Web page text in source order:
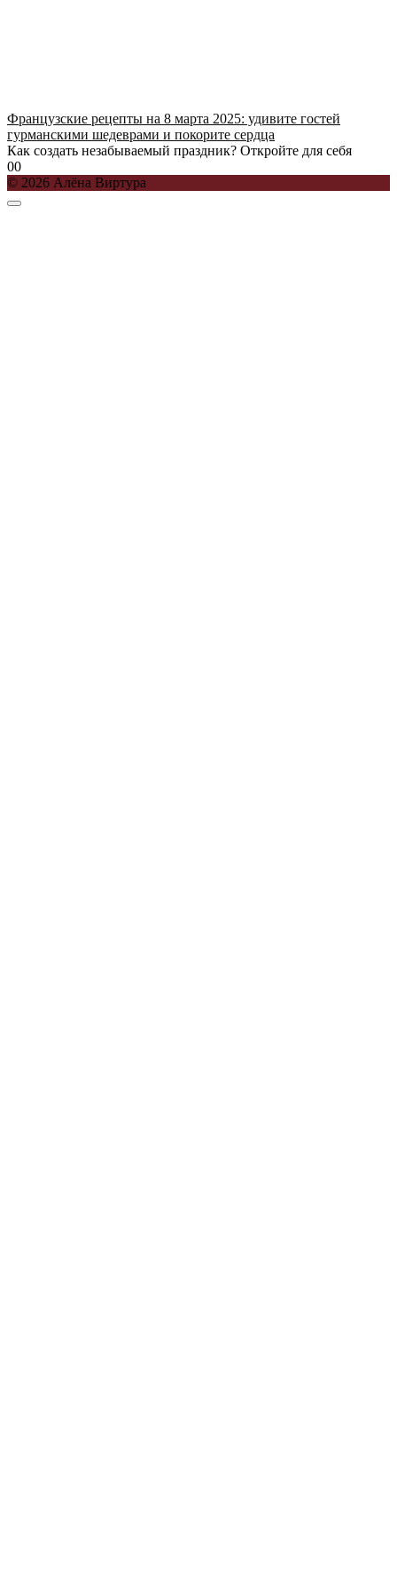
Французские рецепты на 8 марта 2025: удивите гостей
гурманскими шедеврами и покорите сердца
Как создать незабываемый праздник? Откройте для себя
00
© 2026 Алёна Виртура